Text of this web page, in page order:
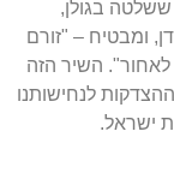
ששלטה בגולן,
, ומבטיח – "זורם
לאחור". השיר הזה
לנחישותנו
ישראל.